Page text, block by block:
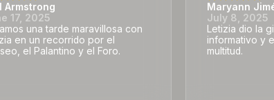
Armstrong
17, 2025
una tarde maravillosa con
en un recorrido por el
el Palantino y el Foro.
Maryann
July 8, 2025
Letizia dio la
informativo y
multitud.